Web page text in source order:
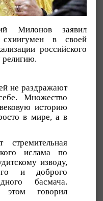
Милонов заявил
в своей
российского
религию.
не раздражают
Множество
историю
в мире, а в
стремительная
ислама по
изводу,
и доброго
басмача.
говорил